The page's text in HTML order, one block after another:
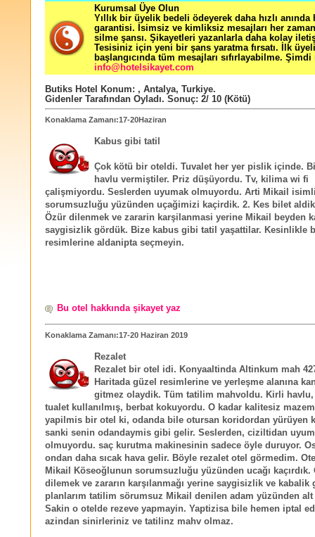
Kurumsal Üye Olun
Yıllık bir üyelik bedeli ödeyerek daha hızlı
garantisi. İsimsiz ve kimliksiz mesajları her zaman
silme şansı. Şikayetleri yazanlarla daha kolay
Tesisiniz için yeni bir şans yaratma fırsatı. İlk
başlangıcında tüm mesajları sıfırlayabilme. Şimdi
info@hotelsikayet.com
Butiks Hotel Konum: , Antalya, Turkiye.
Gidenler Tarafından Oyladı. Sonuç: 2/ 10 (Kötü)
Konaklama Zamanı:17-20Haziran
Kabus gibi tatil
Çok kötü bir oteldi. Tuvalet her yer pislik içinde.
havlu vermiştiler. Priz düşüyordu. Tv, kilima wi fi
çalişmiyordu. Seslerden uyumak olmuyordu. Arti Mikail
sorumsuzluğu yüzünden uçağimizi kaçirdik. 2. Kes bilet
Özür dilenmek ve zararin karşilanmasi yerine Mikail beyden
saygisizlik gördük. Bize kabus gibi tatil yaşattilar. Kesinlikle
resimlerine aldanipta seçmeyin.
Bu otel hakkında şikayet yaz
Konaklama Zamanı:17-20 Haziran 2019
Rezalet
Rezalet bir otel idi. Konyaaltinda Altinkum mah
Haritada güzel resimlerine ve yerleşme alanına
gitmez olaydik. Tüm tatilim mahvoldu. Kirli
tualet kullanılmış, berbat kokuyordu. O kadar kalitesiz
yapilmis bir otel ki, odanda bile otursan koridordan yürüyen
sanki senin odandaymis gibi gelir. Seslerden, ciziltidan
olmuyordu. saç kurutma makinesinin sadece öyle duruyor.
ondan daha sıcak hava gelir. Böyle rezalet otel görmedim.
Mikail Köseoğlunun sorumsuzluğu yüzünden ucağı kaçırdık.
dilemek ve zararın karşılanmağı yerine saygisizlik ve kabalik
planlarım tatilim sörumsuz Mikail denilen adam yüzünden
Sakin o otelde rezeve yapmayin. Yaptizisa bile hemen iptal
azindan sinirleriniz ve tatilinz mahv olmaz.